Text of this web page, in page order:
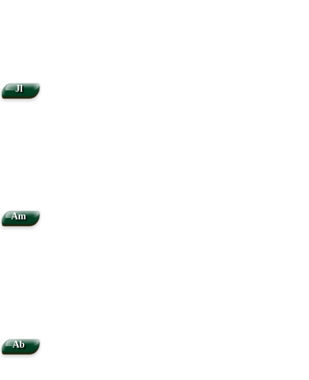
Jl
Am
Ab